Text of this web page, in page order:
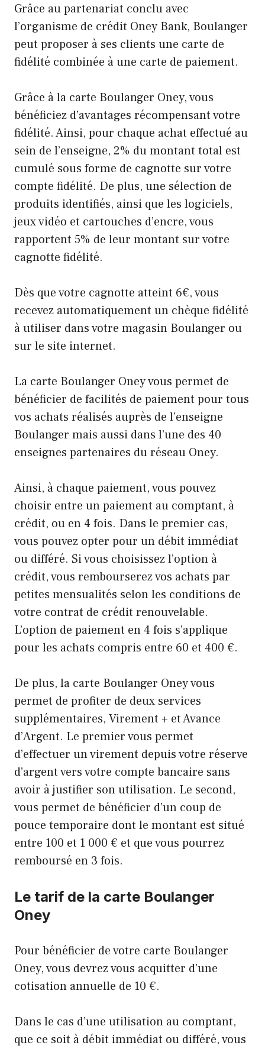
Grâce au partenariat conclu avec
l’organisme de crédit Oney Bank, Boulanger
peut proposer à ses clients une carte de
fidélité combinée à une carte de paiement.
Grâce à la carte Boulanger Oney, vous
bénéficiez d’avantages récompensant votre
fidélité. Ainsi, pour chaque achat effectué au
sein de l’enseigne, 2% du montant total est
cumulé sous forme de cagnotte sur votre
compte fidélité. De plus, une sélection de
produits identifiés, ainsi que les logiciels,
jeux vidéo et cartouches d’encre, vous
rapportent 5% de leur montant sur votre
cagnotte fidélité.
Dès que votre cagnotte atteint 6€, vous
recevez automatiquement un chèque fidélité
à utiliser dans votre magasin Boulanger ou
sur le site internet.
La carte Boulanger Oney vous permet de
bénéficier de facilités de paiement pour tous
vos achats réalisés auprès de l’enseigne
Boulanger mais aussi dans l’une des 40
enseignes partenaires du réseau Oney.
Ainsi, à chaque paiement, vous pouvez
choisir entre un paiement au comptant, à
crédit, ou en 4 fois. Dans le premier cas,
vous pouvez opter pour un débit immédiat
ou différé. Si vous choisissez l’option à
crédit, vous rembourserez vos achats par
petites mensualités selon les conditions de
votre contrat de crédit renouvelable.
L’option de paiement en 4 fois s’applique
pour les achats compris entre 60 et 400 €.
De plus, la carte Boulanger Oney vous
permet de profiter de deux services
supplémentaires, Virement + et Avance
d’Argent. Le premier vous permet
d’effectuer un virement depuis votre réserve
d’argent vers votre compte bancaire sans
avoir à justifier son utilisation. Le second,
vous permet de bénéficier d’un coup de
pouce temporaire dont le montant est situé
entre 100 et 1 000 € et que vous pourrez
remboursé en 3 fois.
Le tarif de la carte Boulanger
Oney
Pour bénéficier de votre carte Boulanger
Oney, vous devrez vous acquitter d’une
cotisation annuelle de 10 €.
Dans le cas d’une utilisation au comptant,
que ce soit à débit immédiat ou différé, vous